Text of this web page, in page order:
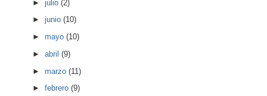
►julio(2)
►junio(10)
►mayo(10)
►abril(9)
►marzo(11)
►febrero(9)